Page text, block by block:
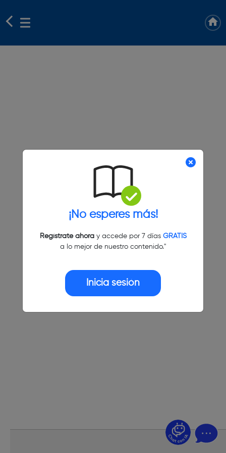
¡No esperes más!
Regístrate ahoray accede por 7 días GRATIS
a lo mejor de nuestro contenido."
Inicia sesión